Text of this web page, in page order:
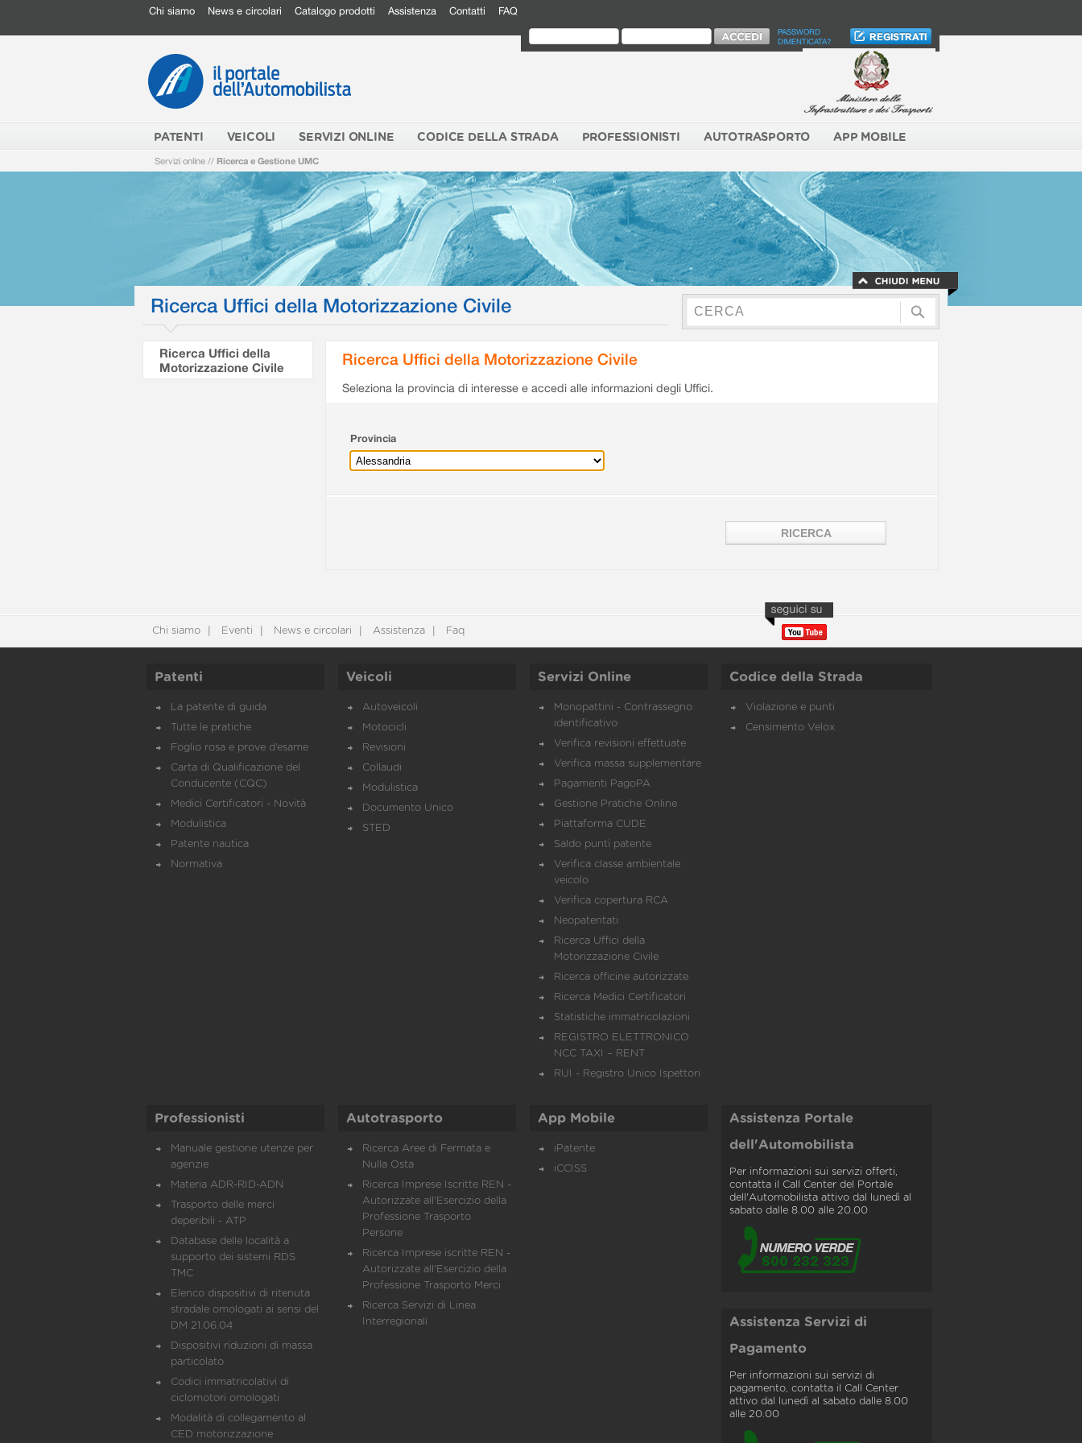
Chi siamo News e circolari Catalogo prodotti Assistenza Contatti FAQ
PASSWORD
DIMENTICATA?
PATENTI VEICOLI SERVIZI ONLINE CODICE DELLA STRADA PROFESSIONISTI AUTOTRASPORTO APP MOBILE
Servizi online // Ricerca e Gestione UMC
Ricerca Uffici della Motorizzazione Civile
Ricerca Uffici della
Motorizzazione Civile
Ricerca Uffici della Motorizzazione Civile
Seleziona la provincia di interesse e accedi alle informazioni degli Uffici.
Provincia
Chi siamo Eventi News e circolari Assistenza Faq
Patenti
La patente di guida
Tutte le pratiche
Foglio rosa e prove d’esame
Carta di Qualificazione del
Conducente (CQC)
Medici Certificatori - Novità
Modulistica
Patente nautica
Normativa
Veicoli
Autoveicoli
Motocicli
Revisioni
Collaudi
Modulistica
Documento Unico
STED
Servizi Online
Monopattini - Contrassegno
identificativo
Verifica revisioni effettuate
Verifica massa supplementare
Pagamenti PagoPA
Gestione Pratiche Online
Piattaforma CUDE
Saldo punti patente
Verifica classe ambientale
veicolo
Verifica copertura RCA
Neopatentati
Ricerca Uffici della
Motorizzazione Civile
Ricerca officine autorizzate
Ricerca Medici Certificatori
Statistiche immatricolazioni
REGISTRO ELETTRONICO
NCC TAXI – RENT
RUI - Registro Unico Ispettori
Codice della Strada
Violazione e punti
Censimento Velox
Professionisti
Manuale gestione utenze per
agenzie
Materia ADR-RID-ADN
Trasporto delle merci
deperibili - ATP
Database delle località a
supporto dei sistemi RDS
TMC
Elenco dispositivi di ritenuta
stradale omologati ai sensi del
DM 21.06.04
Dispositivi riduzioni di massa
particolato
Codici immatricolativi di
ciclomotori omologati
Modalità di collegamento al
CED motorizzazione
Autotrasporto
Ricerca Aree di Fermata e
Nulla Osta
Ricerca Imprese Iscritte REN -
Autorizzate all'Esercizio della
Professione Trasporto
Persone
Ricerca Imprese iscritte REN -
Autorizzate all'Esercizio della
Professione Trasporto Merci
Ricerca Servizi di Linea
Interregionali
App Mobile
iPatente
iCCISS
Assistenza Portale
dell'Automobilista
Per informazioni sui servizi offerti,
contatta il Call Center del Portale
dell'Automobilista attivo dal lunedì al
sabato dalle 8.00 alle 20.00
Assistenza Servizi di
Pagamento
Per informazioni sui servizi di
pagamento, contatta il Call Center
attivo dal lunedì al sabato dalle 8.00
alle 20.00